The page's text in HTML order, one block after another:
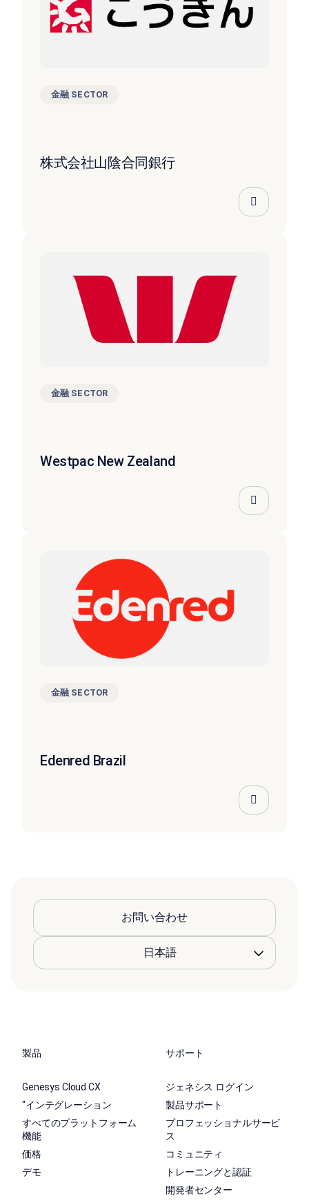
金融 SECTOR
株式会社山陰合同銀行
金融 SECTOR
Westpac New Zealand
金融 SECTOR
Edenred Brazil
お問い合わせ
製品
Genesys Cloud CX
"インテグレーション
すべてのプラットフォーム
機能
価格
デモ
サポート
ジェネシス ログイン
製品サポート
プロフェッショナルサービ
ス
コミュニティ
トレーニングと認証
開発者センター